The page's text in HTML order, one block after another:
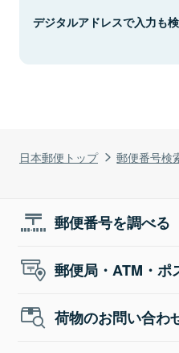
日本郵便トップ 郵便番号検
デジタルアドレスで入力も
郵便番号を調べる
郵便局・ATM・ポ
荷物のお問い合わ